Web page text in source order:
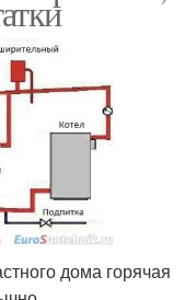
дома горячая